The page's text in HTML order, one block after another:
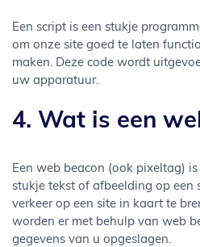
Een script is een stukje
om onze site goed te laten
maken. Deze code wordt
uw apparatuur.
4. Wat is een
Een web beacon (ook pixeltag)
stukje tekst of afbeelding op
verkeer op een site in kaart te
worden er met behulp van web
gegevens van u opgeslagen.